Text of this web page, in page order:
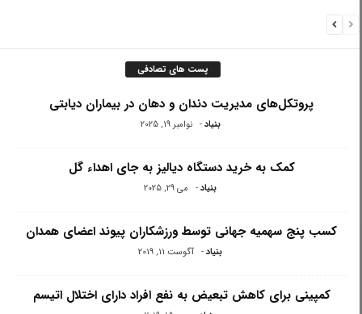
پست های تصادفی
پروتکل‌های مدیریت دندان و دهان در بیماران دیابتی
بنیاد - نوامبر 19, 2025
کمک به خرید دستگاه دیالیز به جای اهداء گل
بنیاد - می 29, 2025
کسب پنج سهمیه جهانی توسط ورزشکاران پیوند اعضای همدان
بنیاد - آگوست 11, 2019
کمپینی برای کاهش تبعیض به نفع افراد دارای اختلال اتیسم